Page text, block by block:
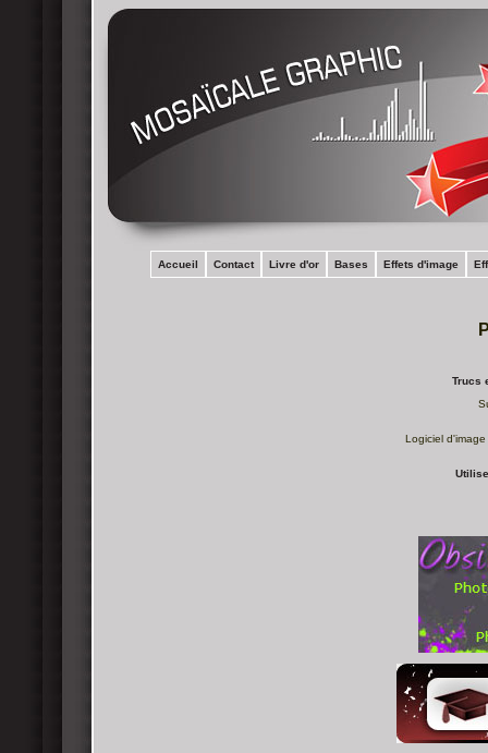
Accueil Contact Livre d'or Bases Effets d'image
Trucs
Logiciel